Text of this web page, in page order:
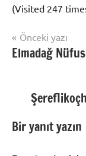
(Visited 247
Şununla
etiketlenmiş:
Randevu
Akyurt
Ehliyet
Randevu
Randevu
Al
Yazı
gezinmesi
Önceki yazı
Elmadağ
Bir yanıt yazın